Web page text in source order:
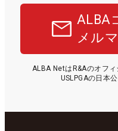
ALBA
メル
ALBA NetはR&Aのオフ
USLPGAの日本